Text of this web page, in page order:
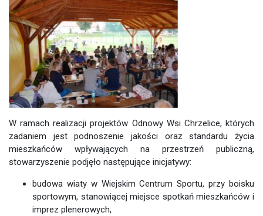
W ramach realizacji projektów Odnowy Wsi Chrzelice, których
zadaniem jest podnoszenie jakości oraz standardu życia
mieszkańców wpływających na przestrzeń publiczną,
stowarzyszenie podjęło następujące inicjatywy:
budowa wiaty w Wiejskim Centrum Sportu, przy boisku
sportowym, stanowiącej miejsce spotkań mieszkańców i
imprez plenerowych,